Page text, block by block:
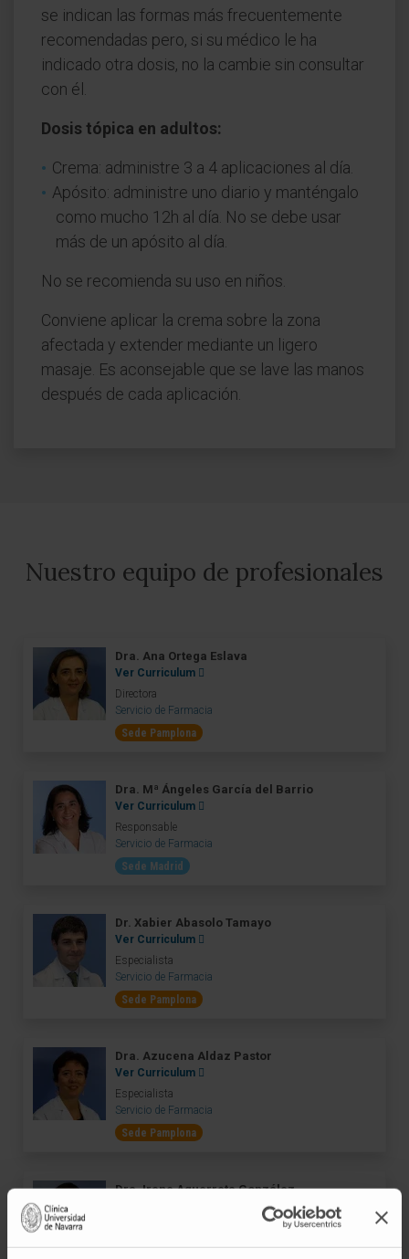
se indican las formas más frecuentemente
recomendadas pero, si su médico le ha
indicado otra dosis, no la cambie sin consultar
con él.
Dosis tópica en adultos:
Crema: administre 3 a 4 aplicaciones al día.
Apósito: administre uno diario y manténgalo
como mucho 12h al día. No se debe usar
más de un apósito al día.
No se recomienda su uso en niños.
Conviene aplicar la crema sobre la zona
afectada y extender mediante un ligero
masaje. Es aconsejable que se lave las manos
después de cada aplicación.
Nuestro equipo de profesionales
Dra. Ana Ortega Eslava
Ver Curriculum
Directora
Servicio de Farmacia
Sede Pamplona
Dra. Mª Ángeles García del Barrio
Ver Curriculum
Responsable
Servicio de Farmacia
Sede Madrid
Dr. Xabier Abasolo Tamayo
Ver Curriculum
Especialista
Servicio de Farmacia
Sede Pamplona
Dra. Azucena Aldaz Pastor
Ver Curriculum
Especialista
Servicio de Farmacia
Sede Pamplona
Dra. Irene Aquerreta González